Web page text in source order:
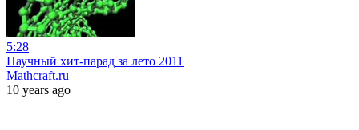
5:28
Научный хит-парад за лето 2011
Mathcraft.ru
10 years ago